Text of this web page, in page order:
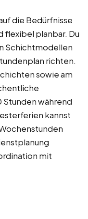
die Bedürfnisse
flexibel planbar. Du
Schichtmodellen
richten.
sowie am
während
kannst
mit